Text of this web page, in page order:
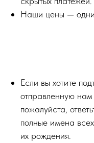
Наши цены — одни
Если вы хотите
отправленную нам
пожалуйста,
полные имена
их рождения.